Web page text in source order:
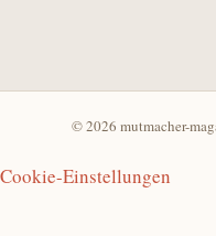
© 2026 mutmacher-
Cookie-Einstellungen